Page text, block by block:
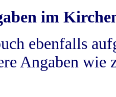
im
ebenfalls
Angaben wie